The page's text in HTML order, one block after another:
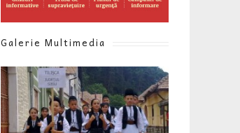
Galerie Multimedia